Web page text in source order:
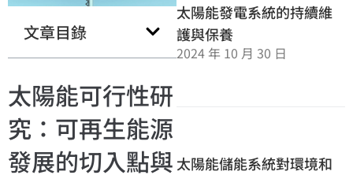
文章目錄
太陽能可行性研
究：可再生能源
發展的切入點與
太陽能發電系統的持續維
護與保養
2024 年 10 月 30 日
太陽能儲能系統對環境和